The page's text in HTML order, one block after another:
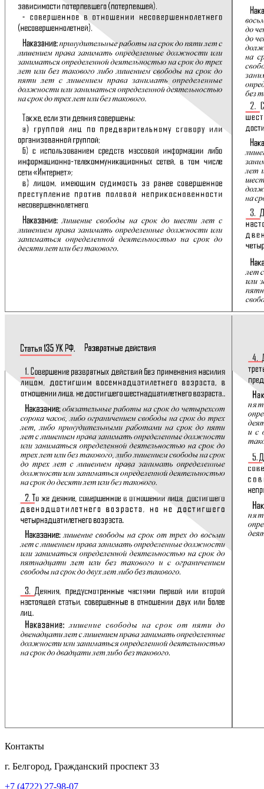
Контакты
г. Белгород, Гражданский проспект 33
+7 (4722) 27-98-07